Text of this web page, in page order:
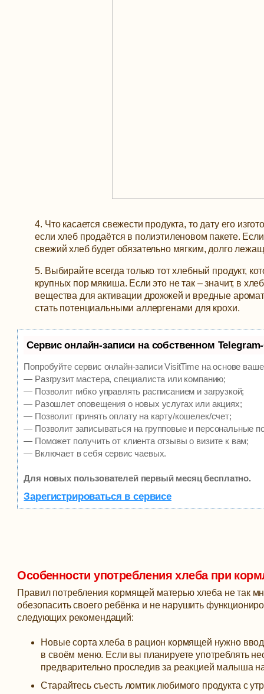
4. Что касается свежести продукта, то дату его
если хлеб продаётся в полиэтиленовом пакете.
свежий хлеб будет обязательно мягким, долго
5. Выбирайте всегда только тот хлебный продукт,
крупных пор мякиша. Если это не так – значит, в
вещества для активации дрожжей и вредные
стать потенциальными аллергенами для крохи.
Сервис онлайн-записи на собственном
Попробуйте сервис онлайн-записи VisitTime на основе
— Разгрузит мастера, специалиста или компанию;
— Позволит гибко управлять расписанием и загрузкой;
— Разошлет оповещения о новых услугах или акциях;
— Позволит принять оплату на карту/кошелек/счет;
— Позволит записываться на групповые и персональные
— Поможет получить от клиента отзывы о визите к вам;
— Включает в себя сервис чаевых.
Для новых пользователей первый месяц бесплатно.
Зарегистрироваться в сервисе
Особенности употребления хлеба при
Правил потребления кормящей матерью хлеба не так
обезопасить своего ребёнка и не нарушить
следующих рекомендаций:
Новые сорта хлеба в рацион кормящей нужно
в своём меню. Если вы планируете употреблять
предварительно проследив за реакцией малыша
Старайтесь съесть ломтик любимого продукта с